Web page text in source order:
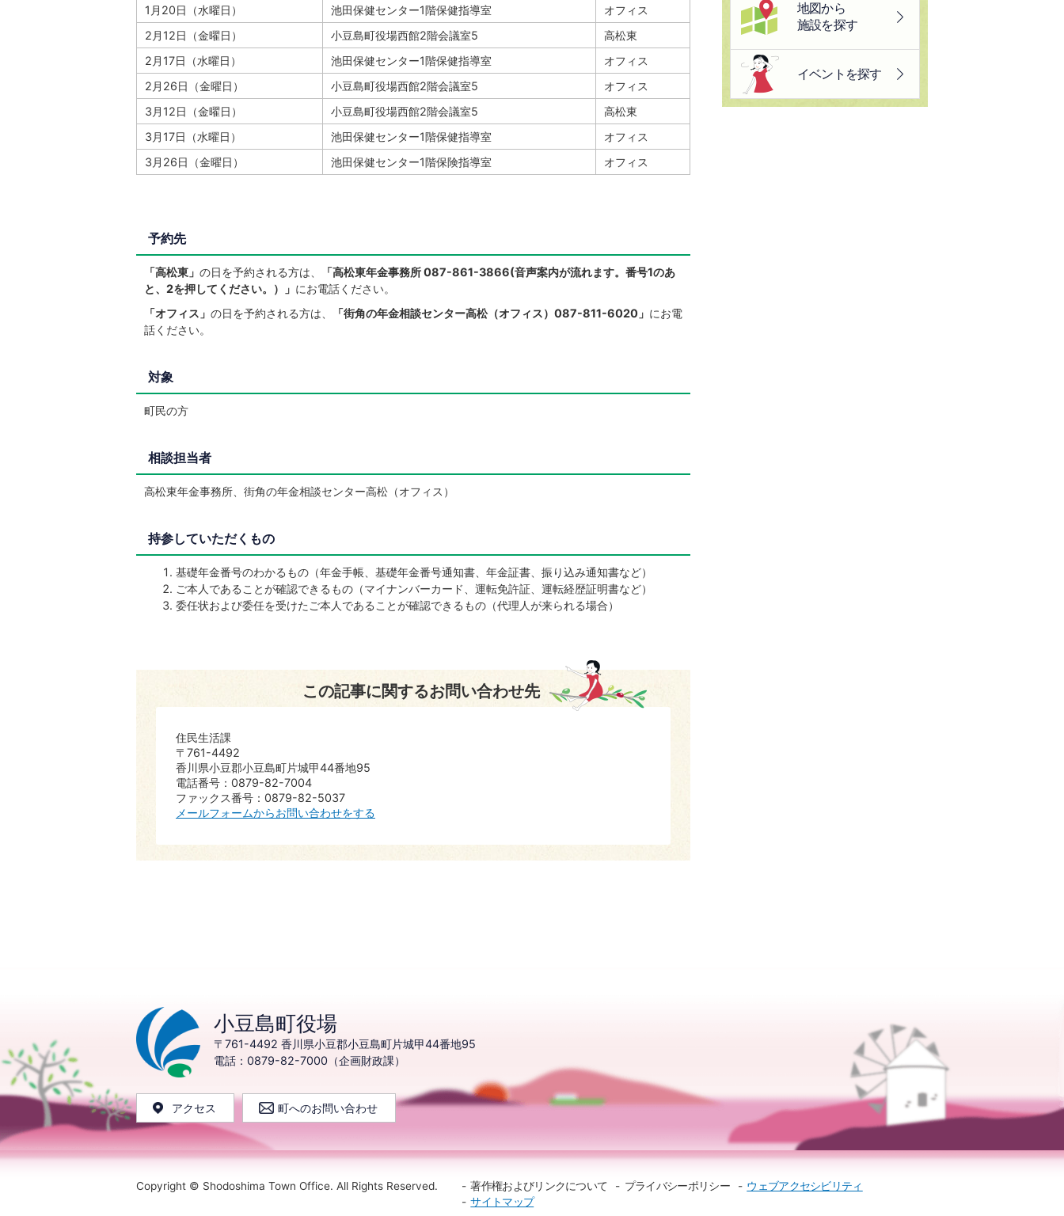
1月20日（水曜日）
池田保健センター1階保健指導室
オフィス
2月12日（金曜日）
小豆島町役場西館2階会議室5
高松東
2月17日（水曜日）
池田保健センター1階保健指導室
オフィス
2月26日（金曜日）
小豆島町役場西館2階会議室5
オフィス
3月12日（金曜日）
小豆島町役場西館2階会議室5
高松東
3月17日（水曜日）
池田保健センター1階保健指導室
オフィス
3月26日（金曜日）
池田保健センター1階保険指導室 オフィス
予約先
「高松東」 の日を予約される方は、
「高松東年金事務所 087-861-3866(音声案内が流れます。番号1のあ
と、2を押してください。）」 にお電話ください。
「オフィス」 の日を予約される方は、 「街角の年金相談センター高松（オフィス）087-811-6020」 にお電
話ください。
対象
町民の方
相談担当者
高松東年金事務所、街角の年金相談センター高松（オフィス）
持参していただくもの
基礎年金番号のわかるもの（年金手帳、基礎年金番号通知書、年金証書、振り込み通知書など）
ご本人であることが確認できるもの（マイナンバーカード、運転免許証、運転経歴証明書など）
委任状および委任を受けたご本人であることが確認できるもの（代理人が来られる場合）
この記事に関するお問い合わせ先
住民生活課
〒761-4492
香川県小豆郡小豆島町片城甲44番地95
電話番号：0879-82-7004
ファックス番号：0879-82-5037
メールフォームからお問い合わせをする
地図から
施設を探す
イベントを探す
小豆島町役場
〒761-4492 香川県小豆郡小豆島町片城甲44番地95
電話：0879-82-7000（企画財政課）
アクセス 町へのお問い合わせ
Copyright © Shodoshima Town Office. All Rights Reserved. 著作権およびリンクについて プライバシーポリシー
ウェブアクセシビリティ
サイトマップ